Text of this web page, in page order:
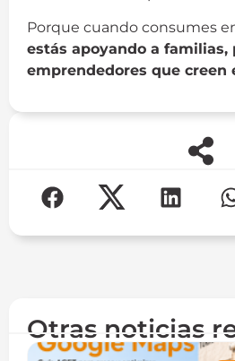
Porque cuando consumes
estás apoyando a familias,
emprendedores que creen
Otras noticias